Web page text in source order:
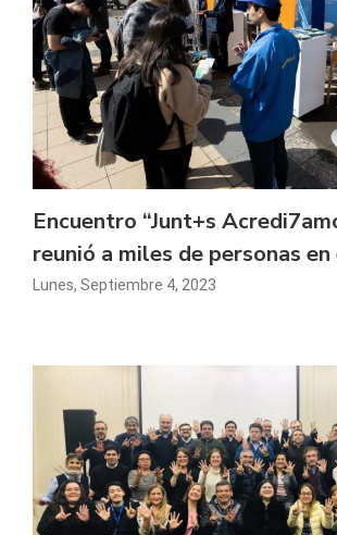
Encuentro “Junt+s
reunió a miles de personas
Lunes, Septiembre 4, 2023